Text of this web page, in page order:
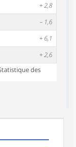
+ 2,8
– 1,6
+ 6,1
+ 2,6
des